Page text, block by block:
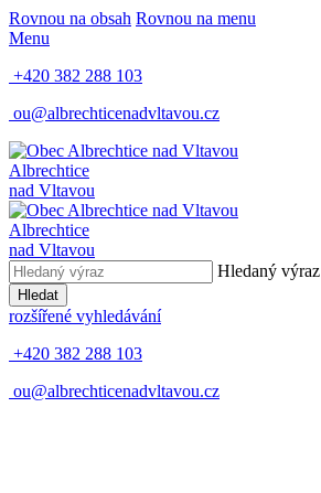
Rovnou na obsah Rovnou na menu
Menu
+420 382 288 103
ou@albrechticenadvltavou.cz
Albrechtice
nad Vltavou
Albrechtice
nad Vltavou
Hledaný výraz
Hledat
rozšířené vyhledávání
+420 382 288 103
ou@albrechticenadvltavou.cz